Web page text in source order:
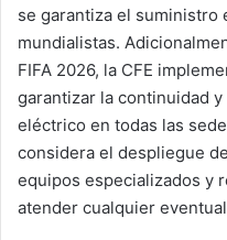
se garantiza el suministro
mundialistas.
FIFA 2026, la CFE
garantizar la continuidad
eléctrico en todas las
considera el despliegue
equipos especializados y
atender cualquier